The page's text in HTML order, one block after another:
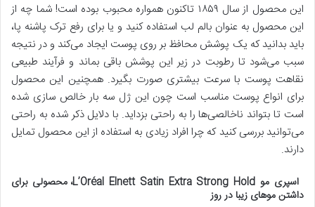
این محصول از سال ۱۸۵۹ تاکنون همواره محبوب بوده است! شما چه از
این محصول به عنوان بالم لب استفاده کنید و یا برای رفع ترک پاشنه پا،
باید بدانید که یک پوشش محافظ بر روی پوست ایجاد می‌کند و در نتیجه
سبب می‌شود تا رطوبت در زیر این پوشش باقی بماند و فرآیند طبیعی
نقاهت پوست با سرعت بیشتری صورت بگیرد. همچنین این محصول
برای انواع پوست مناسب است چون این ژل سه بار خالص سازی شده
است تا بتواند ناخالصی‌ها را به راحتی بزداید. با دلایل ذکر شده به راحتی
می‌توانید بررسی کنید که چرا افراد زیادی به استفاده از این محصول تمایل
دارند.
اسپری مو L’Oréal Elnett Satin Extra Strong Hold، محصولی برای
داشتن موهای زیبا در روز